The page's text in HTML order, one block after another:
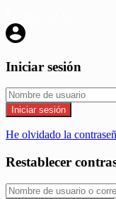
Iniciar sesión
Iniciar sesión
He olvidado la
Restablecer